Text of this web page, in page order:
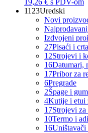
19,26 € s PDV-om
1123Uredski
Novi
Izdvojeni
27Pisaći i
12Strojevi i
16Datumari,
17Pribor za
6Pregrade
2Špage i
4Kutije i etui
17Strojevi za
10Termo i
16Uništavači